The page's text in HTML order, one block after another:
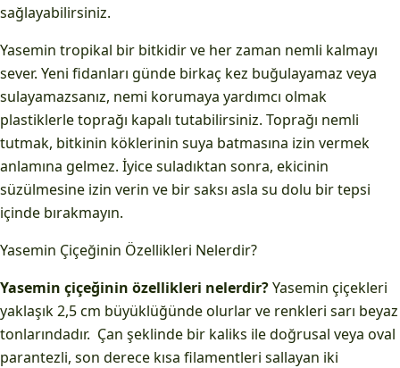
sağlayabilirsiniz.
Yasemin tropikal bir bitkidir ve her zaman nemli kalmayı
sever. Yeni fidanları günde birkaç kez buğulayamaz veya
sulayamazsanız, nemi korumaya yardımcı olmak
plastiklerle toprağı kapalı tutabilirsiniz. Toprağı nemli
tutmak, bitkinin köklerinin suya batmasına izin vermek
anlamına gelmez. İyice suladıktan sonra, ekicinin
süzülmesine izin verin ve bir saksı asla su dolu bir tepsi
içinde bırakmayın.
Yasemin Çiçeğinin Özellikleri Nelerdir?
Yasemin çiçeğinin özellikleri nelerdir?Yasemin çiçekleri
yaklaşık 2,5 cm büyüklüğünde olurlar ve renkleri sarı beyaz
tonlarındadır. Çan şeklinde bir kaliks ile doğrusal veya oval
parantezli, son derece kısa filamentleri sallayan iki